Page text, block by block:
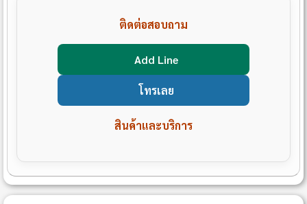
ติดต่อสอบถาม
Add Line
โทรเลย
สินค้าและบริการ